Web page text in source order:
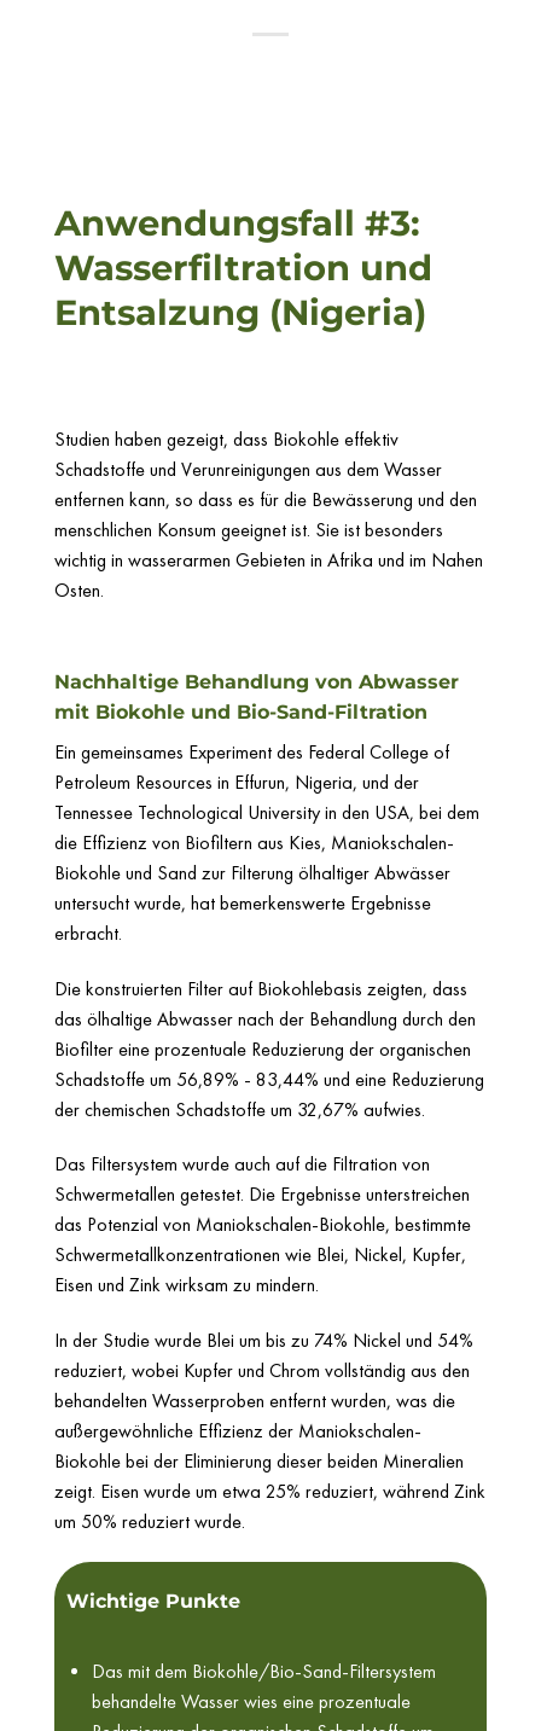
Anwendungsfall #3:
Wasserfiltration und
Entsalzung (Nigeria)
Studien haben gezeigt, dass Biokohle effektiv
Schadstoffe und Verunreinigungen aus dem Wasser
entfernen kann, so dass es für die Bewässerung und den
menschlichen Konsum geeignet ist. Sie ist besonders
wichtig in wasserarmen Gebieten in Afrika und im Nahen
Osten.
Nachhaltige Behandlung von Abwasser
mit Biokohle und Bio-Sand-Filtration
Ein gemeinsames Experiment des Federal College of
Petroleum Resources in Effurun, Nigeria, und der
Tennessee Technological University in den USA, bei dem
die Effizienz von Biofiltern aus Kies, Maniokschalen-
Biokohle und Sand zur Filterung ölhaltiger Abwässer
untersucht wurde, hat bemerkenswerte Ergebnisse
erbracht.
Die konstruierten Filter auf Biokohlebasis zeigten, dass
das ölhaltige Abwasser nach der Behandlung durch den
Biofilter eine prozentuale Reduzierung der organischen
Schadstoffe um 56,89% - 83,44% und eine Reduzierung
der chemischen Schadstoffe um 32,67% aufwies.
Das Filtersystem wurde auch auf die Filtration von
Schwermetallen getestet. Die Ergebnisse unterstreichen
das Potenzial von Maniokschalen-Biokohle, bestimmte
Schwermetallkonzentrationen wie Blei, Nickel, Kupfer,
Eisen und Zink wirksam zu mindern.
In der Studie wurde Blei um bis zu 74% Nickel und 54%
reduziert, wobei Kupfer und Chrom vollständig aus den
behandelten Wasserproben entfernt wurden, was die
außergewöhnliche Effizienz der Maniokschalen-
Biokohle bei der Eliminierung dieser beiden Mineralien
zeigt. Eisen wurde um etwa 25% reduziert, während Zink
um 50% reduziert wurde.
Wichtige Punkte
Das mit dem Biokohle/Bio-Sand-Filtersystem
behandelte Wasser wies eine prozentuale